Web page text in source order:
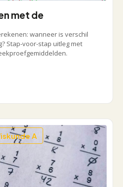
met de
wanneer is verschil
Stap-voor-stap uitleg met
A